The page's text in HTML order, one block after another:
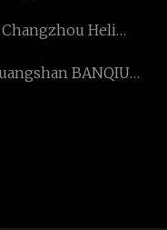
Limitado.
Changzhou Heli
Tecnología Co., Limitado.
BANQIU